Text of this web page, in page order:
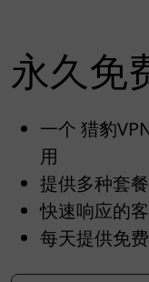
永久免
一个 猎豹
用
提供多种套
快速响应的
每天提供免